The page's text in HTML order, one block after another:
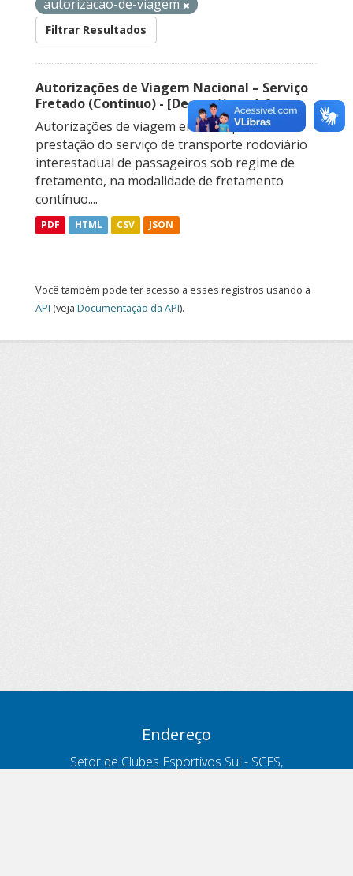
autorizacao-de-viagem
Filtrar Resultados
Autorizações de Viagem Nacional – Serviço
Fretado (Contínuo) - [Descontinuado]
Autorizações de viagem emitidas para a
prestação do serviço de transporte rodoviário
interestadual de passageiros sob regime de
fretamento, na modalidade de fretamento
contínuo....
PDF HTML CSV JSON
Você também pode ter acesso a esses registros usando a
API (veja Documentação da API).
Endereço
Setor de Clubes Esportivos Sul - SCES,